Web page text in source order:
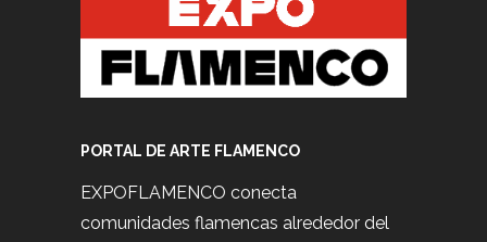
PORTAL DE ARTE FLAMENCO
EXPOFLAMENCO conecta
comunidades flamencas alrededor del